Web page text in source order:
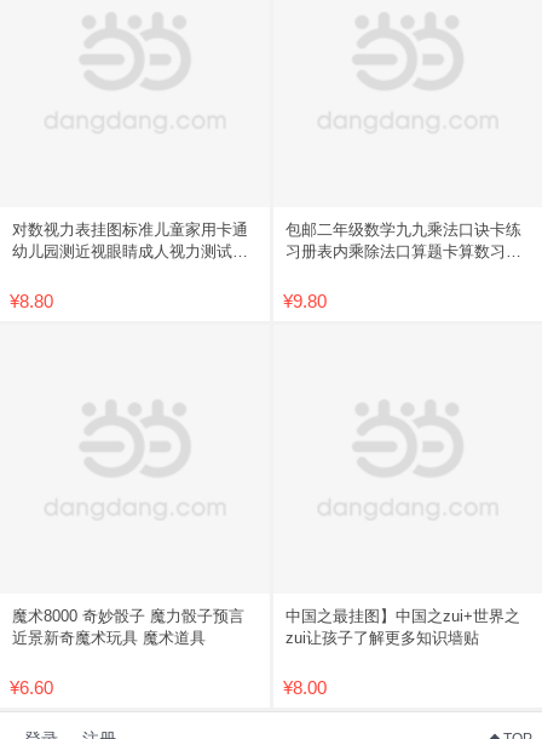
对数视力表挂图标准儿童家用卡通
幼儿园测近视眼睛成人视力测试表
¥8.80
包邮二年级数学九九乘法口诀卡练
习册表内乘除法口算题卡算数习题
¥9.80
魔术8000 奇妙骰子 魔力骰子预言
近景新奇魔术玩具 魔术道具
¥6.60
中国之最挂图】中国之zui+世界之
zui让孩子了解更多知识墙贴
¥8.00